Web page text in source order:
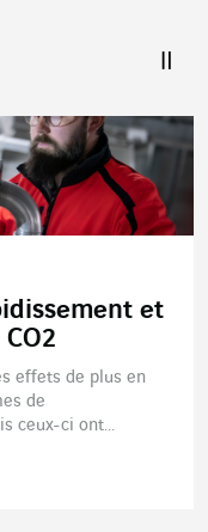
et
effets de plus en
de
ceux-ci ont...